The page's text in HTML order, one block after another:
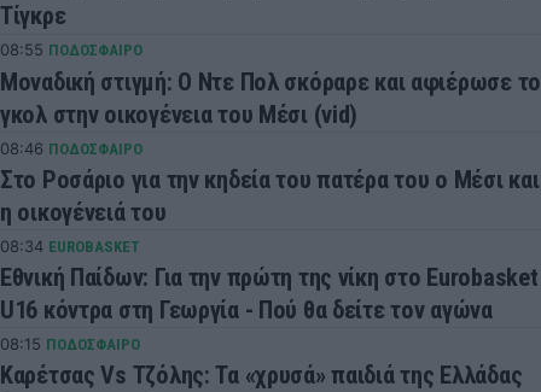
Τίγκρε
08:55 ΠΟΔΟΣΦΑΙΡΟ
Μοναδική στιγμή: Ο Ντε Πολ σκόραρε και αφιέρωσε το
γκολ στην οικογένεια του Μέσι (vid)
08:46 ΠΟΔΟΣΦΑΙΡΟ
Στο Ροσάριο για την κηδεία του πατέρα του ο Μέσι και
η οικογένειά του
08:34 EUROBASKET
Εθνική Παίδων: Για την πρώτη της νίκη στο Eurobasket
U16 κόντρα στη Γεωργία - Πού θα δείτε τον αγώνα
08:15 ΠΟΔΟΣΦΑΙΡΟ
Καρέτσας Vs Τζόλης: Τα «χρυσά» παιδιά της Ελλάδας